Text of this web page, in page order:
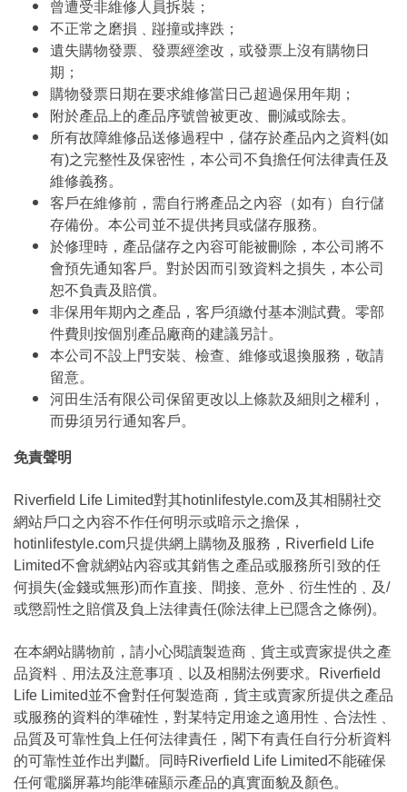
曾遭受非維修人員拆裝；
不正常之磨損﹑踫撞或摔跌；
遺失購物發票、發票經塗改，或發票上沒有購物日
期；
購物發票日期在要求維修當日己超過保用年期；
附於產品上的產品序號曾被更改、刪減或除去。
所有故障維修品送修過程中，儲存於產品內之資料(如
有)之完整性及保密性，本公司不負擔任何法律責任及
維修義務。
客戶在維修前，需自行將產品之內容（如有）自行儲
存備份。本公司並不提供拷貝或儲存服務。
於修理時，產品儲存之內容可能被刪除，本公司將不
會預先通知客戶。對於因而引致資料之損失，本公司
恕不負責及賠償。
非保用年期內之產品，客戶須繳付基本測試費。零部
件費則按個別產品廠商的建議另計。
本公司不設上門安裝、檢查、維修或退換服務，敬請
留意。
河田生活有限公司保留更改以上條款及細則之權利，
而毋須另行通知客戶。
免責聲明
Riverfield Life Limited對其hotinlifestyle.com及其相關社交
網站戶口之內容不作任何明示或暗示之擔保，
hotinlifestyle.com只提供網上購物及服務，Riverfield Life
Limited不會就網站內容或其銷售之產品或服務所引致的任
何損失(金錢或無形)而作直接、間接、意外﹑衍生性的﹑及/
或懲罰性之賠償及負上法律責任(除法律上已隱含之條例)。
在本網站購物前，請小心閱讀製造商﹑貨主或賣家提供之產
品資料﹑用法及注意事項﹑以及相關法例要求。Riverfield
Life Limited並不會對任何製造商，貨主或賣家所提供之產品
或服務的資料的準確性，對某特定用途之適用性﹑合法性﹑
品質及可靠性負上任何法律責任，閣下有責任自行分析資料
的可靠性並作出判斷。同時Riverfield Life Limited不能確保
任何電腦屏幕均能準確顯示產品的真實面貌及顏色。